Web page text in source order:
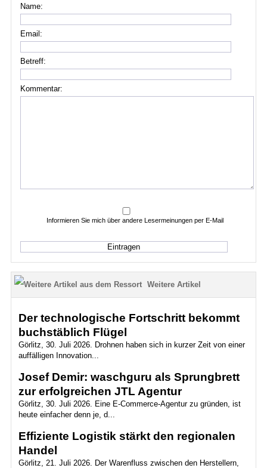
Name:
Email:
Betreff:
Kommentar:
Informieren Sie mich über andere Lesermeinungen per E-Mail
Weitere Artikel
Der technologische Fortschritt bekommt
buchstäblich Flügel
Görlitz, 30. Juli 2026. Drohnen haben sich in kurzer Zeit von einer
auffälligen Innovation...
Josef Demir: waschguru als Sprungbrett
zur erfolgreichen JTL Agentur
Görlitz, 30. Juli 2026. Eine E-Commerce-Agentur zu gründen, ist
heute einfacher denn je, d...
Effiziente Logistik stärkt den regionalen
Handel
Görlitz, 21. Juli 2026. Der Warenfluss zwischen den Herstellern,